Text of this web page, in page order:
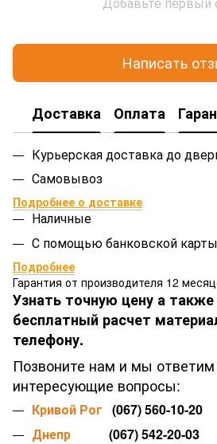
Написать
Доставка Оплата
Курьерская доставка до
Самовывоз
Подробнее о доставке
Наличные
С помощью банковской карты
Подробнее
Гарантия от производителя 12
Узнать точную цену а также
бесплатный расчет
телефону.
Позвоните нам и мы ответим
интересующие вопросы:
Кривой Рог (067) 560-10-20
Днепр (067) 542-20-03